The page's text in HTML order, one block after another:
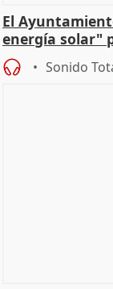
El
energía solar"
Sonido